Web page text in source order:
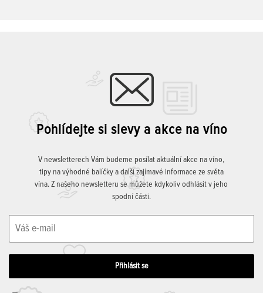
Pohlídejte si slevy a akce na víno
V newsletterech Vám budeme posílat aktuální akce na víno,
tipy na výhodné balíčky a další zajímavé informace ze světa
vína. Z našeho newsletteru se můžete kdykoliv odhlásit v jeho
spodní části.